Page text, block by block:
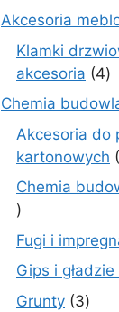
Akcesoria
Klamki
akcesoria
44
Chemia
Akcesoria do
kartonowych
Chemia
5
produktów
Fugi i
Gips i
Grunty 33